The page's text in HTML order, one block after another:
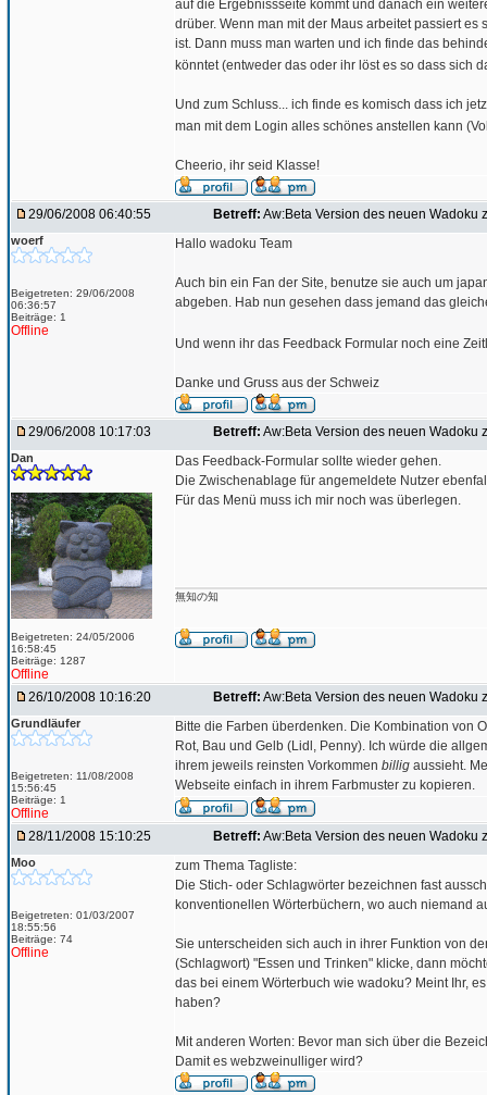
auf die Ergebnissseite kommt und danach ein
drüber. Wenn man mit der Maus arbeitet passiert
ist. Dann muss man warten und ich finde das
könntet (entweder das oder ihr löst es so dass sich
Und zum Schluss... ich finde es komisch dass ich
man mit dem Login alles schönes anstellen kann
Cheerio, ihr seid Klasse!
29/06/2008 06:40:55 Betreff: Aw:Beta Version des neuen Wadoku
woerf
Beigetreten: 29/06/2008
06:36:57
Beiträge: 1
Offline
Hallo wadoku Team
Auch bin ein Fan der Site, benutze sie auch um
abgeben. Hab nun gesehen dass jemand das
Und wenn ihr das Feedback Formular noch eine
Danke und Gruss aus der Schweiz
29/06/2008 10:17:03 Betreff: Aw:Beta Version des neuen Wadoku
Dan
Beigetreten: 24/05/2006
16:58:45
Beiträge: 1287
Offline
Das Feedback-Formular sollte wieder gehen.
Die Zwischenablage für angemeldete Nutzer
Für das Menü muss ich mir noch was überlegen.
無知の知
26/10/2008 10:16:20 Betreff: Aw:Beta Version des neuen Wadoku
Grundläufer
Beigetreten: 11/08/2008
15:56:45
Beiträge: 1
Offline
Bitte die Farben überdenken. Die Kombination von
Rot, Bau und Gelb (Lidl, Penny). Ich würde die
ihrem jeweils reinsten Vorkommen billig aussieht.
Webseite einfach in ihrem Farbmuster zu kopieren.
28/11/2008 15:10:25 Betreff: Aw:Beta Version des neuen Wadoku
Moo
Beigetreten: 01/03/2007
18:55:56
Beiträge: 74
Offline
zum Thema Tagliste:
Die Stich- oder Schlagwörter bezeichnen fast
konventionellen Wörterbüchern, wo auch niemand
Sie unterscheiden sich auch in ihrer Funktion von
(Schlagwort) "Essen und Trinken" klicke, dann
das bei einem Wörterbuch wie wadoku? Meint Ihr,
haben?
Mit anderen Worten: Bevor man sich über die
Damit es webzweinulliger wird?